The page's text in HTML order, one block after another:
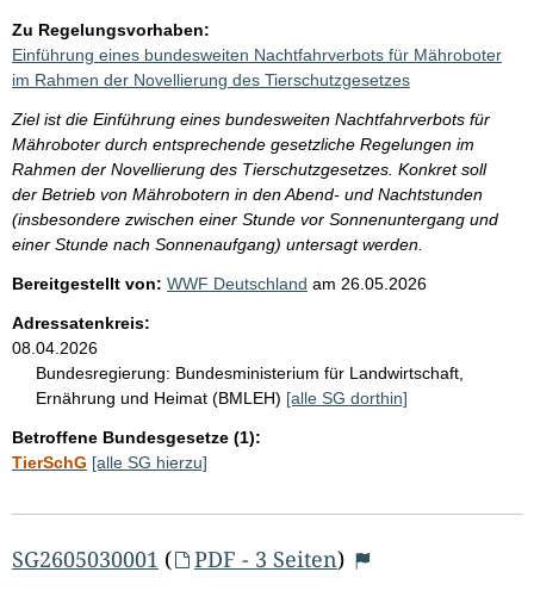
Zu Regelungsvorhaben:
Einführung eines bundesweiten Nachtfahrverbots für Mähroboter
im Rahmen der Novellierung des Tierschutzgesetzes
Ziel ist die Einführung eines bundesweiten Nachtfahrverbots für
Mähroboter durch entsprechende gesetzliche Regelungen im
Rahmen der Novellierung des Tierschutzgesetzes. Konkret soll
der Betrieb von Mährobotern in den Abend- und Nachtstunden
(insbesondere zwischen einer Stunde vor Sonnenuntergang und
einer Stunde nach Sonnenaufgang) untersagt werden.
Bereitgestellt von: WWF Deutschland am 26.05.2026
Adressatenkreis:
08.04.2026
Bundesregierung: Bundesministerium für Landwirtschaft,
Ernährung und Heimat (BMLEH) [alle SG dorthin]
Betroffene Bundesgesetze (1):
TierSchG [alle SG hierzu]
SG2605030001 ( PDF - 3 Seiten)